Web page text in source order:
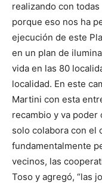
realizando con
porque eso nos ha
ejecución de este
en un plan de
vida en las 80
localidad. En este
Martini con esta
recambio y va
solo colabora con el
fundamentalmente
vecinos, las
Toso y agregó, “las